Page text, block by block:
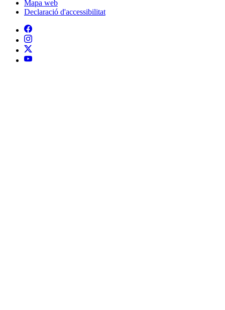
Mapa web
Declaració d'accessibilitat